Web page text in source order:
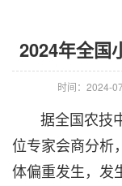
2024年全国
时间：2024-
据全国农技中
位专家会商分析
体偏重发生，发